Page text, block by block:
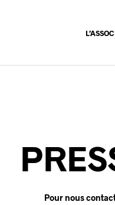
Pour nous